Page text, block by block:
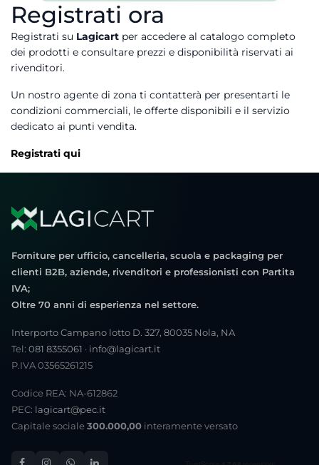
Registrati ora
Registrati su Lagicart per accedere al catalogo completo
dei prodotti e consultare prezzi e disponibilità riservati ai
rivenditori.
Un nostro agente di zona ti contatterà per presentarti le
condizioni commerciali, le offerte disponibili e il servizio
dedicato ai punti vendita.
Registrati qui
Forniture per ufficio, cancelleria, scuola e packaging per
clienti B2B, aziende, rivenditori e professionisti con Partita
IVA;
Oltre 70 anni di esperienza nel settore.
Interporto Campano lotto D. 327, 80035 Nola, NA
Tel: 081 8355061 · info@lagicart.it
P.IVA 03565261215
Codice REA: NA-612862
PEC: lagicart@pec.it
Capitale sociale 300.000,00 interamente versato